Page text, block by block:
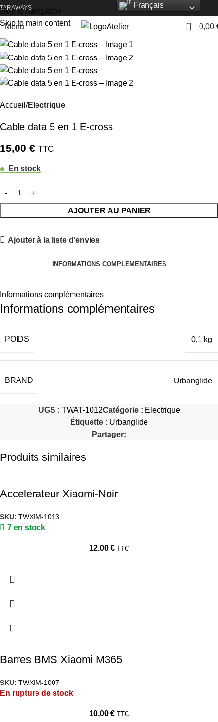
Skip to navigation
Skip to main content
TARAWAYS
Menu Atelier 0 0,00
Accueil Electrique
Cable data 5 en 1 E-cross
15,00 € TTC
En stock
AJOUTER AU PANIER
Ajouter à la liste d'envies
INFORMATIONS COMPLÉMENTAIRES
Informations complémentaires
Informations complémentaires
POIDS 0,1 kg
BRAND Urbanglide
UGS : TWAT-1012Catégorie : Electrique
Étiquette : Urbanglide
Partager:
Produits similaires
Accelerateur Xiaomi-Noir
SKU: TWXIM-1013
7 en stock
12,00 € TTC
Barres BMS Xiaomi M365
SKU: TWXIM-1007
En rupture de stock
10,00 € TTC
Français